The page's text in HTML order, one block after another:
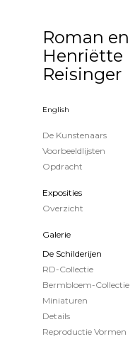
Roman en
Henriëtte
Reisinger
English
De Kunstenaars
Voorbeeldlijsten
Opdracht
Exposities
Overzicht
Galerie
De Schilderijen
RD-Collectie
Bermbloem-Collectie
Miniaturen
Details
Reproductie Vormen